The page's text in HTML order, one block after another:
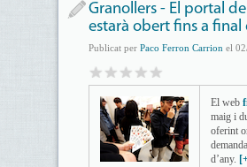
Granollers - El portal de
estarà obert fins a final
Publicat per Paco Ferron Carrion el
El web
maig i
oferint
d’any.